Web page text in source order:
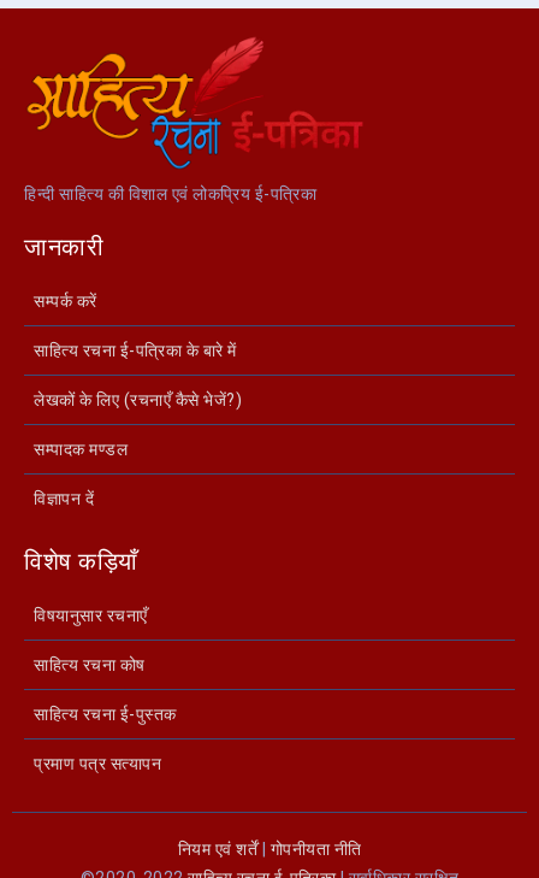
हिन्दी साहित्य की विशाल एवं लोकप्रिय ई-पत्रिका
जानकारी
सम्पर्क करें
साहित्य रचना ई-पत्रिका के बारे में
लेखकों के लिए (रचनाएँ कैसे भेजें?)
सम्पादक मण्डल
विज्ञापन दें
विशेष कड़ियाँ
विषयानुसार रचनाएँ
साहित्य रचना कोष
साहित्य रचना ई-पुस्तक
प्रमाण पत्र सत्यापन
नियम एवं शर्तें| गोपनीयता नीति